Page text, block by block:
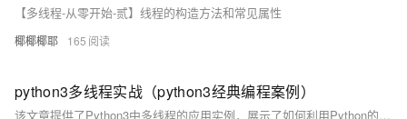
【多线程-从零开始-贰】线程的构造方法和常见属性
椰椰椰耶 165
python3多线程实战（python3经典编程案例）
该文章提供了Python3中多线程的应用实例，展示了如何利用Python的threading模块来创建和管理线程，以实现并发执行任务。